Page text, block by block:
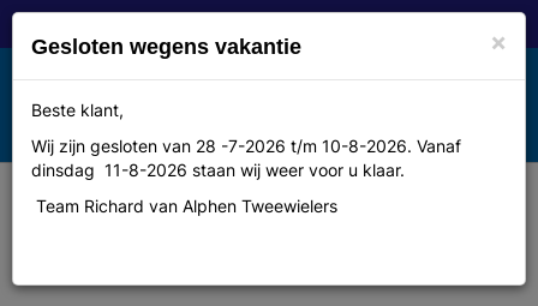
Toggle
navigation
MENU
Sks Spatbord set velo 47 trekking
×
Gesloten wegens vakantie
Beste klant,
Wij zijn gesloten van 28 -7-2026 t/m 10-8-2026. Vanaf
dinsdag 11-8-2026 staan wij weer voor u klaar.
Team Richard van Alphen Tweewielers